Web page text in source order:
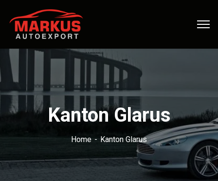
Kanton Glarus
Home Kanton Glarus